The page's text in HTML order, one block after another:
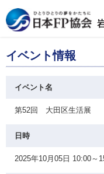
イベント情報
イベント名
第52回 大田区生活展
日時
2025年10月05日 10:00～